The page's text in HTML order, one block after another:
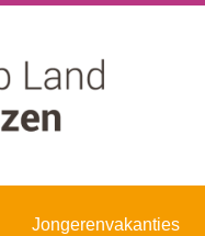
Jongerenvakanties